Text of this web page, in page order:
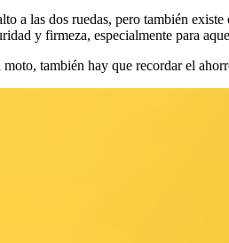
a las dos ruedas, pero también
y firmeza, especialmente para
moto, también hay que recordar el